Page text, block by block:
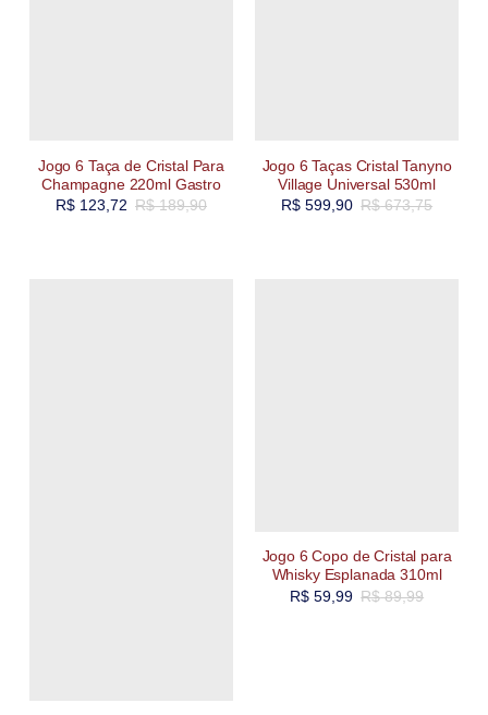
Jogo 6 Taça de Cristal Para
Champagne 220ml Gastro
R$189,90
R$123,72
Jogo 6 Taças Cristal Tanyno
Village Universal 530ml
R$673,75
R$599,90
Jogo 6 Copo de Cristal para
Whisky Esplanada 310ml
R$89,99
R$59,99